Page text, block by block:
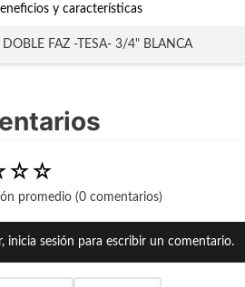
y características
DOBLE FAZ -TESA- 3/4" BLANCA
☆☆
promedio (0 comentarios)
inicia sesión para escribir un comentario.